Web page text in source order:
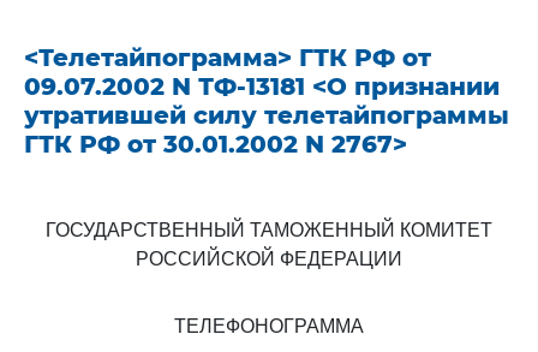
<Телетайпограмма> ГТК РФ от
09.07.2002 N ТФ-13181 <О признании
утратившей силу телетайпограммы
ГТК РФ от 30.01.2002 N 2767>
ГОСУДАРСТВЕННЫЙ ТАМОЖЕННЫЙ КОМИТЕТ
РОССИЙСКОЙ ФЕДЕРАЦИИ
ТЕЛЕФОНОГРАММА